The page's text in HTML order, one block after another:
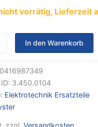
vorrätig, Lieferzeit
In den Warenkorb
3.450.0104
Elektrotechnik Ersatzteile
zzgl. Versandkosten